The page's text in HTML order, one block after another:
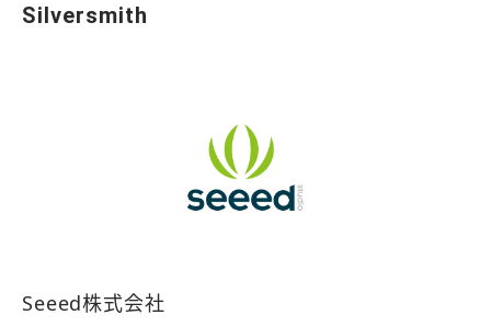
Silversmith
Seeed株式会社